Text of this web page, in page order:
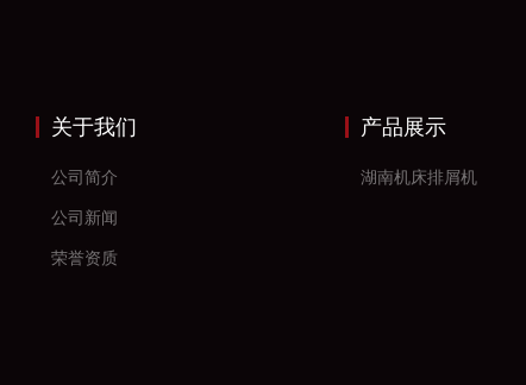
关于我们
公司简介
公司新闻
荣誉资质
产品展示
湖南机床排屑机